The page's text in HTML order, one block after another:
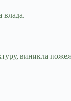
влада.
виникла